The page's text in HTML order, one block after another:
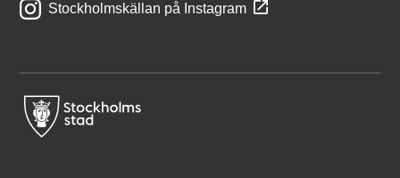
Stockholmskällan på Instagram